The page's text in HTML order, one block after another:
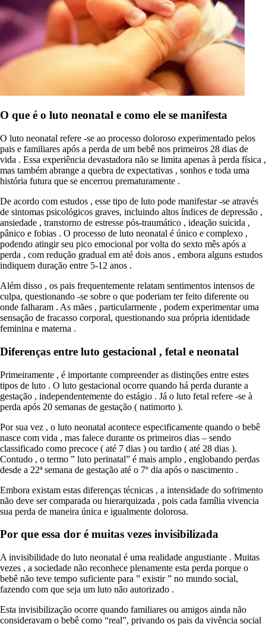
O que é o luto neonatal e como ele se manifesta
O luto neonatal refere -se ao processo doloroso experimentado pelos
pais e familiares após a perda de um bebê nos primeiros 28 dias de
vida . Essa experiência devastadora não se limita apenas à perda física ,
mas também abrange a quebra de expectativas , sonhos e toda uma
história futura que se encerrou prematuramente .
De acordo com estudos , esse tipo de luto pode manifestar -se através
de sintomas psicológicos graves, incluindo altos índices de depressão ,
ansiedade , transtorno de estresse pós-traumático , ideação suicida ,
pânico e fobias . O processo de luto neonatal é único e complexo ,
podendo atingir seu pico emocional por volta do sexto mês após a
perda , com redução gradual em até dois anos , embora alguns estudos
indiquem duração entre 5-12 anos .
Além disso , os pais frequentemente relatam sentimentos intensos de
culpa, questionando -se sobre o que poderiam ter feito diferente ou
onde falharam . As mães , particularmente , podem experimentar uma
sensação de fracasso corporal, questionando sua própria identidade
feminina e materna .
Diferenças entre luto gestacional , fetal e neonatal
Primeiramente , é importante compreender as distinções entre estes
tipos de luto . O luto gestacional ocorre quando há perda durante a
gestação , independentemente do estágio . Já o luto fetal refere -se à
perda após 20 semanas de gestação ( natimorto ).
Por sua vez , o luto neonatal acontece especificamente quando o bebê
nasce com vida , mas falece durante os primeiros dias – sendo
classificado como precoce ( até 7 dias ) ou tardio ( até 28 dias ).
Contudo , o termo ” luto perinatal” é mais amplo , englobando perdas
desde a 22ª semana de gestação até o 7º dia após o nascimento .
Embora existam estas diferenças técnicas , a intensidade do sofrimento
não deve ser comparada ou hierarquizada , pois cada família vivencia
sua perda de maneira única e igualmente dolorosa.
Por que essa dor é muitas vezes invisibilizada
A invisibilidade do luto neonatal é uma realidade angustiante . Muitas
vezes , a sociedade não reconhece plenamente esta perda porque o
bebê não teve tempo suficiente para ” existir ” no mundo social,
fazendo com que seja um luto não autorizado .
Esta invisibilização ocorre quando familiares ou amigos ainda não
consideravam o bebê como “real”, privando os pais da vivência social